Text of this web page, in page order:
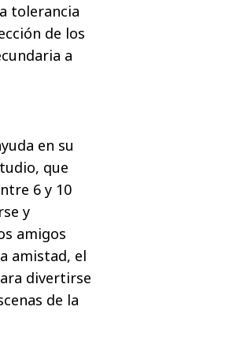
tolerancia
de los
a
en su
que
6 y 10
y
amigos
amistad, el
divertirse
de la